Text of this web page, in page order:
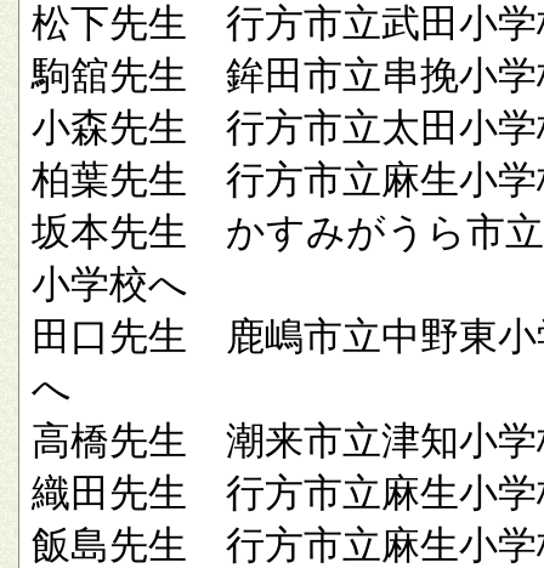
松下先生 行方市立武田小学
駒舘先生 鉾田市立串挽小学
小森先生 行方市立太田小学
柏葉先生 行方市立麻生小学
坂本先生 かすみがうら市
小学校へ
田口先生 鹿嶋市立中野東小
へ
高橋先生 潮来市立津知小学
織田先生 行方市立麻生小学
飯島先生 行方市立麻生小学